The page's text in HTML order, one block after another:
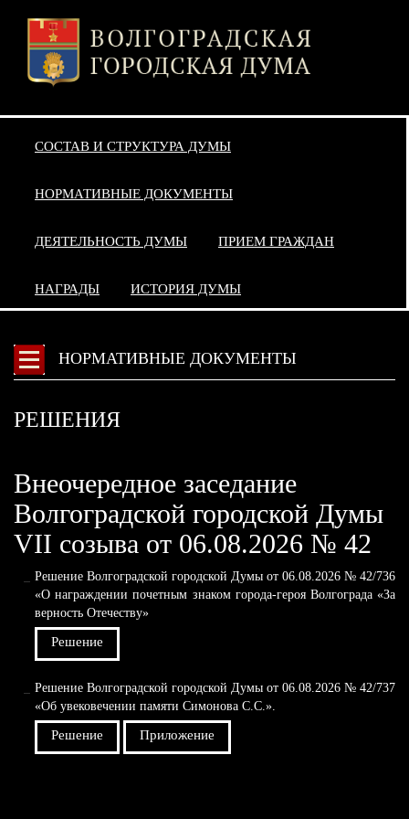
СОСТАВ И СТРУКТУРА ДУМЫ
НОРМАТИВНЫЕ ДОКУМЕНТЫ
ДЕЯТЕЛЬНОСТЬ ДУМЫ ПРИЕМ ГРАЖДАН
НАГРАДЫ ИСТОРИЯ ДУМЫ
НОРМАТИВНЫЕ ДОКУМЕНТЫ
РЕШЕНИЯ
Внеочередное заседание
Волгоградской городской Думы
VII созыва от 06.08.2026 № 42
Решение Волгоградской городской Думы от 06.08.2026 № 42/736
«О награждении почетным знаком города-героя Волгограда «За
верность Отечеству»
Решение
Решение Волгоградской городской Думы от 06.08.2026 № 42/737
«Об увековечении памяти Симонова С.С.».
Решение Приложение